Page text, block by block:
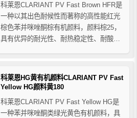
科莱恩CLARIANT PV Fast Brown HFR是
一种以其出色耐候性而著称的高性能红光
棕色苯并咪唑酮棕有机颜料，颜料棕25，
具有优异的耐光性、耐热稳定性、耐酸碱
、橡胶、聚甲醛、聚氨酯、PP纤维、PAN
纤维等聚合物的着色应用。
科莱恩HG黄有机颜料CLARIANT PV Fast
Yellow HG颜料黄180
科莱恩CLARIANT PV Fast Yellow HG是
一种苯并咪唑酮类绿光黄色有机颜料，具